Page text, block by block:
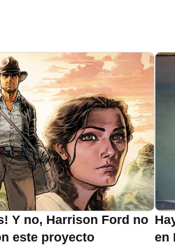
Y no, Harrison Ford no
este proyecto
en